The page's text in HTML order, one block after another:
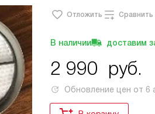
Отложить Сравнить
В наличии доставим
2 990 руб.
Обновление цен от 6